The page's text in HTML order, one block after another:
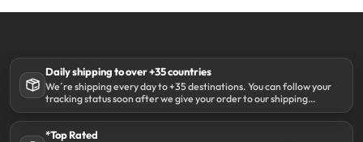
Daily shipping to over +35 countries
We´re shipping every day to +35 destinations. You can follow your
tracking status soon after we give your order to our shipping
partner DHL.
*Top Rated